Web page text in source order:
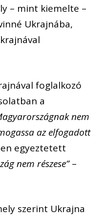
– mint kiemelte –
Ukrajnába,
foglalkozó
a
nem
az elfogadott
egyeztetett
nem részese”–
szerint Ukrajna